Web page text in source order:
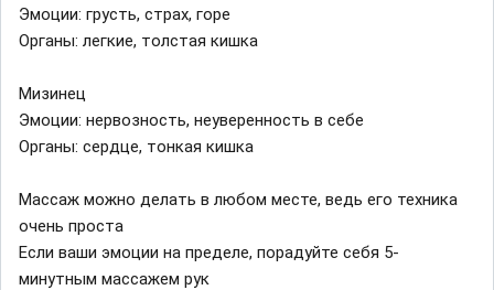
Эмоции: грусть, страх, горе
Органы: легкие, толстая кишка
Мизинец
Эмоции: нервозность, неуверенность в себе
Органы: сердце, тонкая кишка
Массаж можно делать в любом месте, ведь его техника
очень проста
Если ваши эмоции на пределе, порадуйте себя 5-
минутным массажем рук